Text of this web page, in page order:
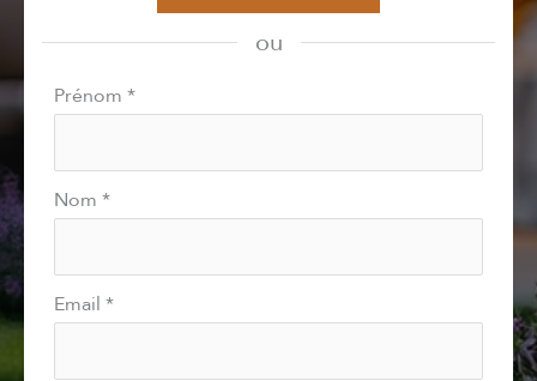
ou
Formulaire
avec
téléphone
Prénom *
Nom *
Email *